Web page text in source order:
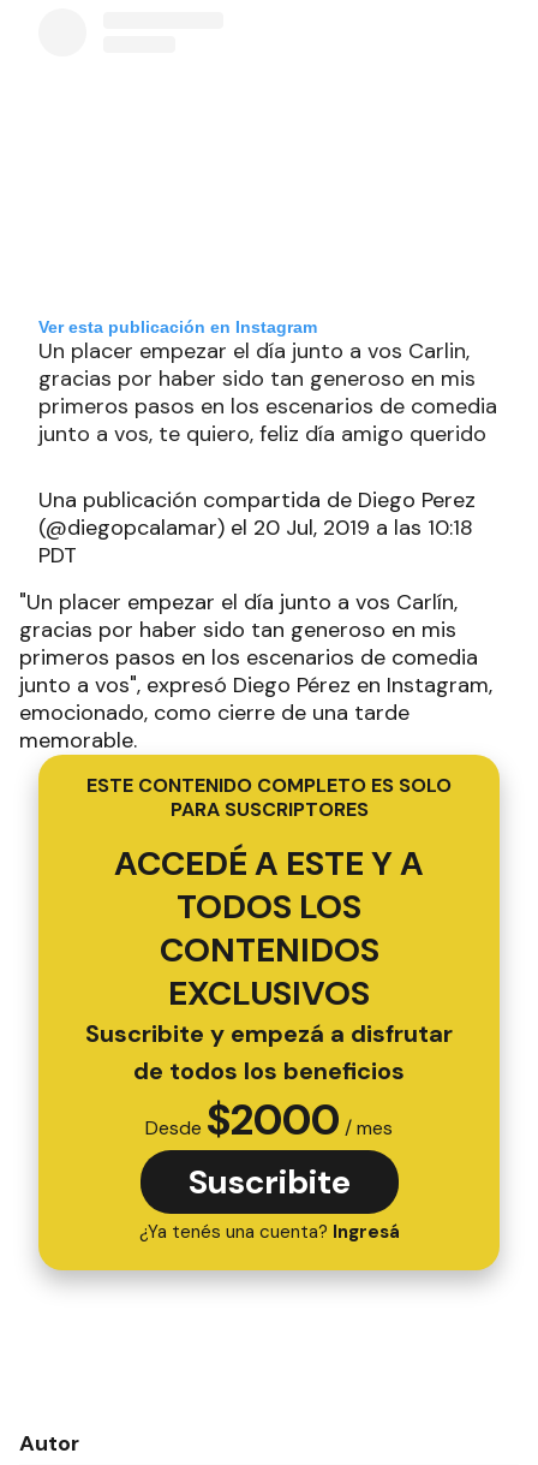
Ver esta publicación en Instagram
Un placer empezar el día junto a vos Carlin,
gracias por haber sido tan generoso en mis
primeros pasos en los escenarios de comedia
junto a vos, te quiero, feliz día amigo querido
Una publicación compartida de Diego Perez
(@diegopcalamar) el 20 Jul, 2019 a las 10:18
PDT
"Un placer empezar el día junto a vos Carlín,
gracias por haber sido tan generoso en mis
primeros pasos en los escenarios de comedia
junto a vos", expresó Diego Pérez en Instagram,
emocionado, como cierre de una tarde
memorable.
ESTE CONTENIDO COMPLETO ES SOLO
PARA SUSCRIPTORES
ACCEDÉ A ESTE Y A
TODOS LOS
CONTENIDOS
EXCLUSIVOS
Suscribite y empezá a disfrutar
de todos los beneficios
Desde $2000 / mes
Suscribite
¿Ya tenés una cuenta? Ingresá
Autor